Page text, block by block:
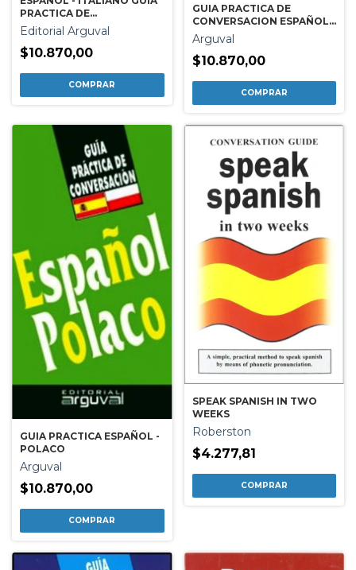
PRACTICA DE
CONVERSACION
Editorial Arguval
$10.870,00
GUIA PRACTICA DE
CONVERSACION ESPAÑOL-
NORUEGO
Arguval
$10.870,00
GUIA PRACTICA ESPAÑOL -
POLACO
Arguval
$10.870,00
SPEAK SPANISH IN TWO
WEEKS
Roberston
$4.277,81